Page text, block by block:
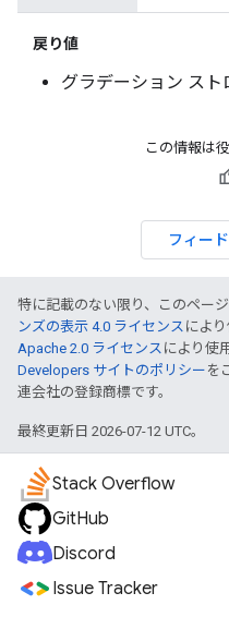
戻り値
グラデーション スト
この情報は
フィー
特に記載のない限り、このペー
ンズの表示 4.0 ライセンス によ
Apache 2.0 ライセンス により使
Developers サイトのポリシー を
連会社の登録商標です。
最終更新日 2026-07-12 UTC。
Stack Overflow
GitHub
Discord
Issue Tracker